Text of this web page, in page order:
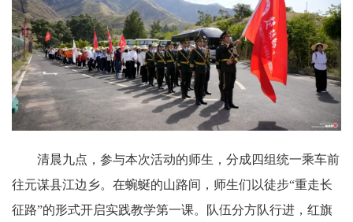
清晨九点，参与本次活动的师生，分成四组统一乘车前
往元谋县江边乡。在蜿蜒的山路间，师生们以徒步“重走长
征路”的形式开启实践教学第一课。队伍分方队行进，红旗